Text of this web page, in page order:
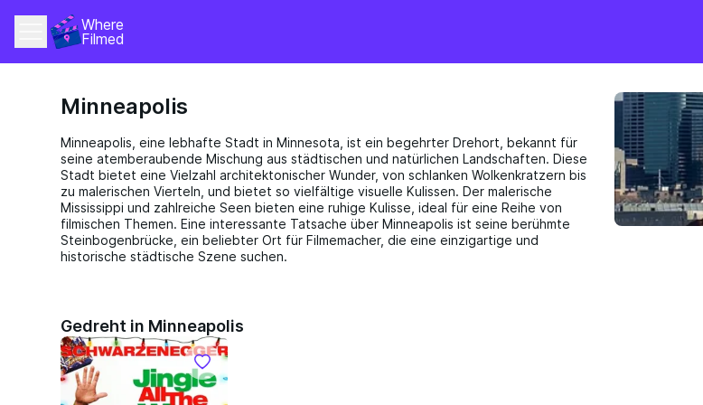
Where
Filmed
Minneapolis
Minneapolis, eine lebhafte Stadt in Minnesota, ist ein begehrter Drehort, bekannt für
seine atemberaubende Mischung aus städtischen und natürlichen Landschaften. Diese
Stadt bietet eine Vielzahl architektonischer Wunder, von schlanken Wolkenkratzern bis
zu malerischen Vierteln, und bietet so vielfältige visuelle Kulissen. Der malerische
Mississippi und zahlreiche Seen bieten eine ruhige Kulisse, ideal für eine Reihe von
filmischen Themen. Eine interessante Tatsache über Minneapolis ist seine berühmte
Steinbogenbrücke, ein beliebter Ort für Filmemacher, die eine einzigartige und
historische städtische Szene suchen.
Gedreht in Minneapolis